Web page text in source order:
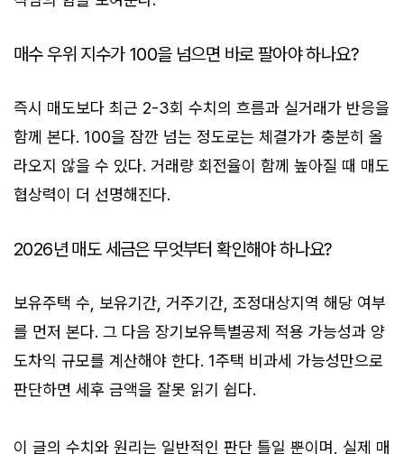
매수 우위 지수가 100을 넘으면 바로 팔아야 하나요?
즉시 매도보다 최근 2-3회 수치의 흐름과 실거래가 반응을
함께 본다. 100을 잠깐 넘는 정도로는 체결가가 충분히 올
라오지 않을 수 있다. 거래량 회전율이 함께 높아질 때 매도
협상력이 더 선명해진다.
2026년 매도 세금은 무엇부터 확인해야 하나요?
보유주택 수, 보유기간, 거주기간, 조정대상지역 해당 여부
를 먼저 본다. 그 다음 장기보유특별공제 적용 가능성과 양
도차익 규모를 계산해야 한다. 1주택 비과세 가능성만으로
판단하면 세후 금액을 잘못 읽기 쉽다.
이 글의 수치와 원리는 일반적인 판단 틀일 뿐이며, 실제 매